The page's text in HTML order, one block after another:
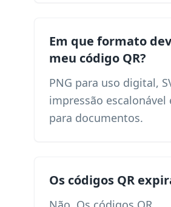
Em que formato
meu código QR?
PNG para uso digital,
impressão escalonável
para documentos.
Os códigos QR